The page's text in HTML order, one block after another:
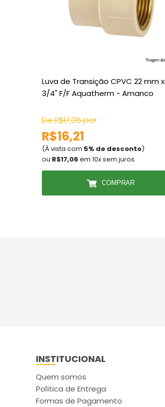
Luva de Transição CPVC 22 mm x
3/4" F/F Aquatherm - Amanco
De R$17,06 por
R$16,21
(À vista com 5% de desconto)
ou R$17,06 em 10x sem juros
COMPRAR
INSTITUCIONAL
Quem somos
Política de Entrega
Formas de Pagamento